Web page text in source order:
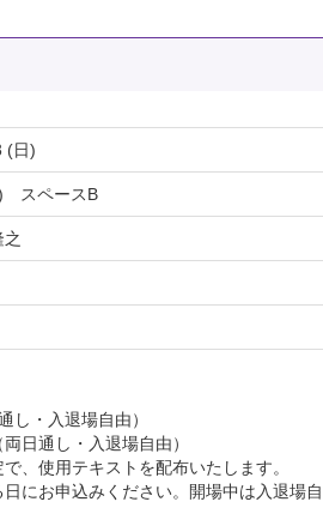
(日)
スペースB
し・入退場自由）
日通し・入退場自由）
、使用テキストを配布いたします。
にお申込みください。開場中は入退場